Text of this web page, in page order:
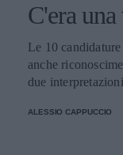
C'era
Le 10
anche
due
ALESSIO CAPPUCCIO